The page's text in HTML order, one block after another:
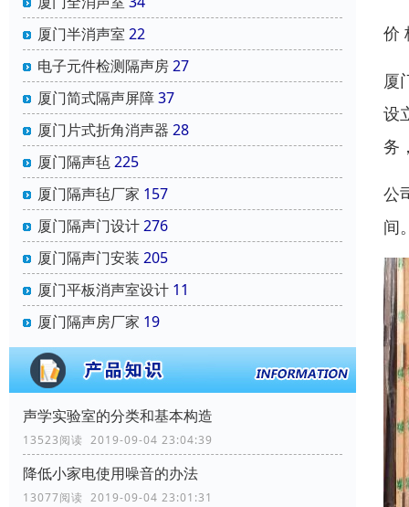
厦门半消声室 22
电子元件检测隔声房27
厦门简式隔声屏障37
厦门片式折角消声器 28
厦门隔声毡225
厦门隔声毡厂家 157
厦门隔声门设计276
厦门隔声门安装 205
厦门平板消声室设计 11
厦门隔声房厂家 19
声学实验室的分类和基本构造
13523阅读 2019-09-04 23:04:39
降低小家电使用噪音的办法
13077阅读 2019-09-04 23:01:31
价
厦
设
务
公
间